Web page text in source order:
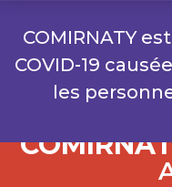
COMIRNATY
COVID-19
les